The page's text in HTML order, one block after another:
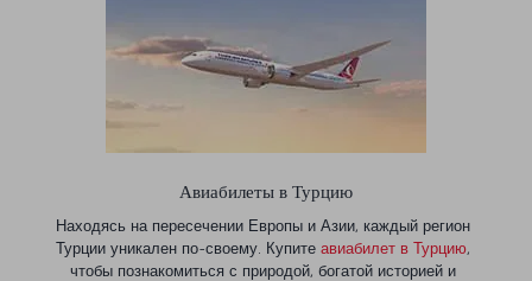
Авиабилеты в Турцию
Находясь на пересечении Европы и Азии, каждый регион
Турции уникален по-своему. Купите авиабилет в Турцию,
чтобы познакомиться с природой, богатой историей и